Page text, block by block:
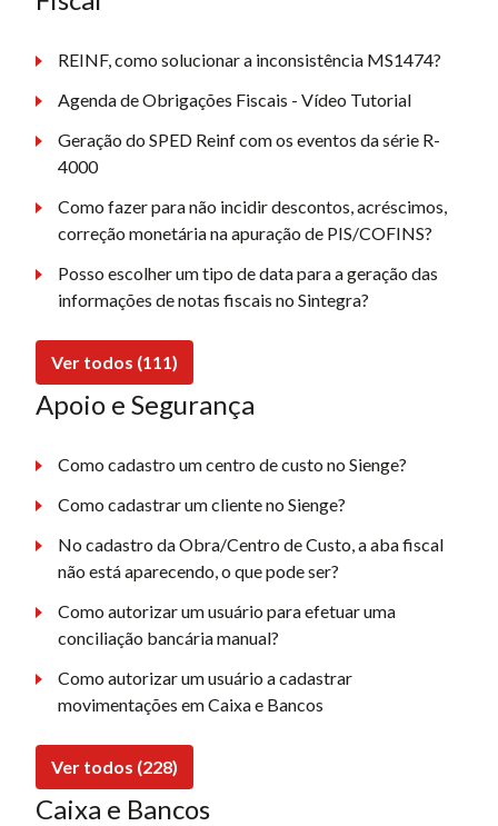
REINF, como solucionar a inconsistência MS1474?
Agenda de Obrigações Fiscais - Vídeo Tutorial
Geração do SPED Reinf com os eventos da série R-
4000
Como fazer para não incidir descontos, acréscimos,
correção monetária na apuração de PIS/COFINS?
Posso escolher um tipo de data para a geração das
informações de notas fiscais no Sintegra?
Ver todos (111)
Apoio e Segurança
Como cadastro um centro de custo no Sienge?
Como cadastrar um cliente no Sienge?
No cadastro da Obra/Centro de Custo, a aba fiscal
não está aparecendo, o que pode ser?
Como autorizar um usuário para efetuar uma
conciliação bancária manual?
Como autorizar um usuário a cadastrar
movimentações em Caixa e Bancos
Ver todos (228)
Caixa e Bancos